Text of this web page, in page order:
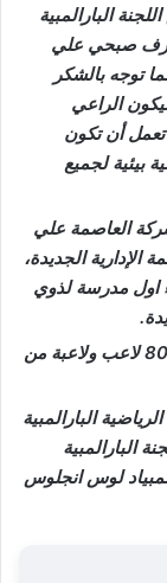
البارالمبية
أشرف صبحي علي
توجه بالشكر
الراعي
تعمل أن تكون
بيئية لجميع
العاصمة علي
الإدارية الجديدة،
اول مدرسة لذوي
ومن المتوقع ان يشارك في البطولة نحو 800 لاعب ولاعبة من
البارالمبية
البارالمبية
لوس انجلوس